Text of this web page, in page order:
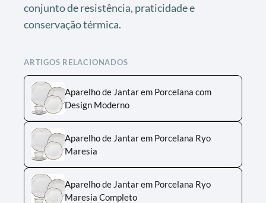
conjunto de resistência, praticidade e
conservação térmica.
ARTIGOS RELACIONADOS
Aparelho de Jantar em Porcelana com
Design Moderno
Aparelho de Jantar em Porcelana Ryo
Maresia
Aparelho de Jantar em Porcelana Ryo
Maresia Completo